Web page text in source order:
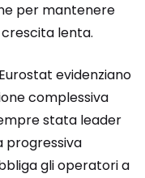
per mantenere
lenta.
evidenziano
complessiva
stata leader
progressiva
gli operatori a